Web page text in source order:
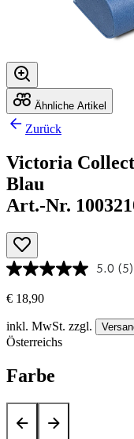
Ähnliche Artikel
Zurück
Victoria
Blau
Art.-Nr.
5.0 (5)
€ 18,90
inkl. MwSt. zzgl.
Österreichs
Farbe